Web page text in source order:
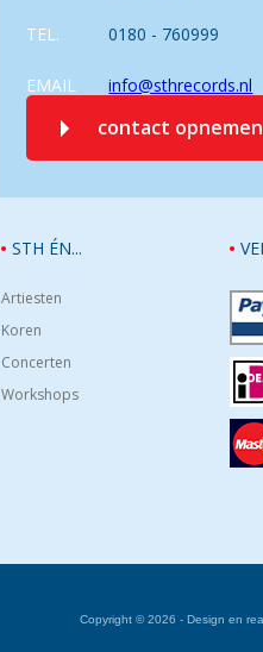
TEL. 0180 - 760999
EMAIL info@sthrecords.nl
contact opnemen
STH ÉN...
Artiesten
Koren
Concerten
Workshops
Copyright © 2026 - Design en